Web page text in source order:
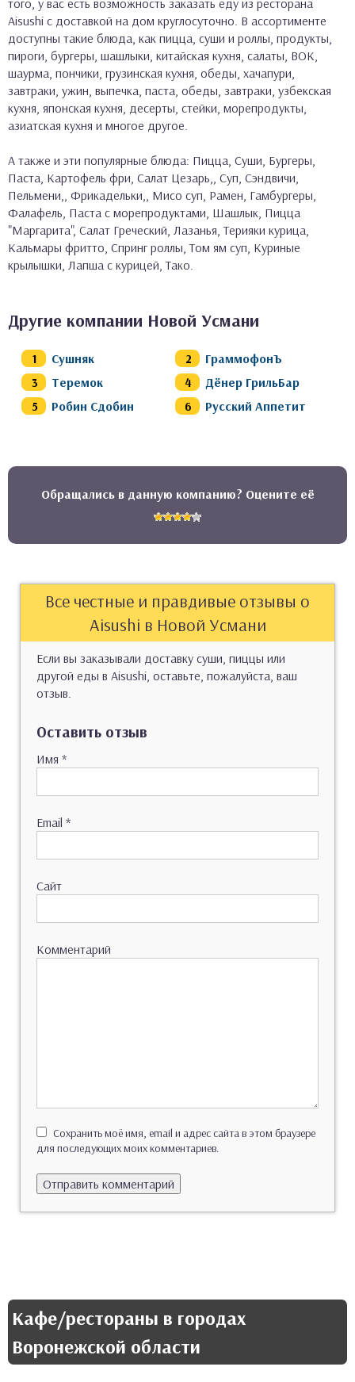
того, у вас есть возможность заказать еду из ресторана
Aisushi с доставкой на дом круглосуточно. В ассортименте
доступны такие блюда, как пицца, суши и роллы, продукты,
пироги, бургеры, шашлыки, китайская кухня, салаты, ВОК,
шаурма, пончики, грузинская кухня, обеды, хачапури,
завтраки, ужин, выпечка, паста, обеды, завтраки, узбекская
кухня, японская кухня, десерты, стейки, морепродукты,
азиатская кухня и многое другое.
А также и эти популярные блюда: Пицца, Суши, Бургеры,
Паста, Картофель фри, Салат Цезарь,, Суп, Сэндвичи,
Пельмени,, Фрикадельки,, Мисо суп, Рамен, Гамбургеры,
Фалафель, Паста с морепродуктами, Шашлык, Пицца
"Маргарита", Салат Греческий, Лазанья, Терияки курица,
Кальмары фритто, Спринг роллы, Том ям суп, Куриные
крылышки, Лапша с курицей, Тако.
Другие компании Новой Усмани
Сушняк
ГраммофонЪ
Теремок
Дёнер ГрильБар
Робин Сдобин
Русский Аппетит
Обращались в данную компанию? Оцените её
Все честные и правдивые отзывы о
Aisushi в Новой Усмани
Если вы заказывали доставку суши, пиццы или
другой еды в Aisushi, оставьте, пожалуйста, ваш
отзыв.
Оставить отзыв
Имя *
Email *
Сайт
Комментарий
Сохранить моё имя, email и адрес сайта в этом браузере
для последующих моих комментариев.
Кафе/рестораны в городах
Воронежской области